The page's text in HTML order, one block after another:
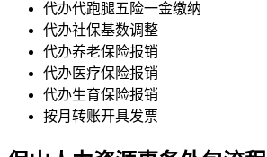
代办代跑腿五险一金缴纳
代办社保基数调整
代办养老保险报销
代办医疗保险报销
代办生育保险报销
按月转账开具发票